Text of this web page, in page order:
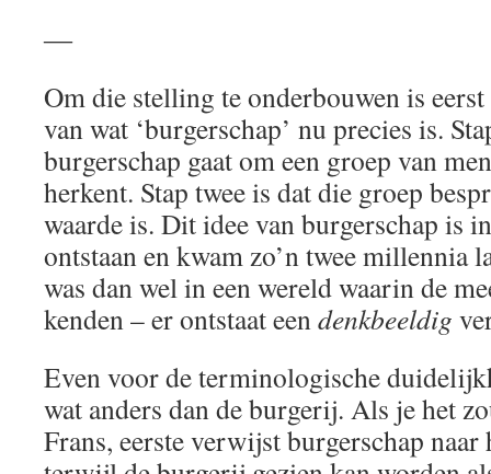
―
Om die stelling te onderbouwen is
van wat ‘burgerschap’ nu precies is.
burgerschap gaat om een groep van
herkent. Stap twee is dat die groep
waarde is. Dit idee van burgerschap is
ontstaan en kwam zo’n twee millennia
was dan wel in een wereld waarin de
kenden – er ontstaat eendenkbeeldig
Even voor de terminologische
wat anders dan de burgerij. Als je het
Frans, eerste verwijst burgerschap